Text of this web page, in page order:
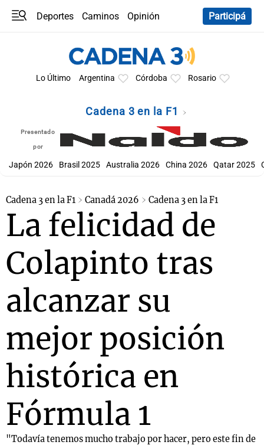
Deportes Caminos
Opinión
Participá
Lo Último Argentina Córdoba Rosario
Cadena 3 en la F1
Presentado
por
Japón 2026 Brasil 2025 Australia 2026 China 2026 Qatar 2025
Cadena 3 en la F1 Canadá 2026 Cadena 3 en la F1
La felicidad de
Colapinto tras
alcanzar su
mejor posición
histórica en
Fórmula 1
"Todavía tenemos mucho trabajo por hacer, pero este fin de